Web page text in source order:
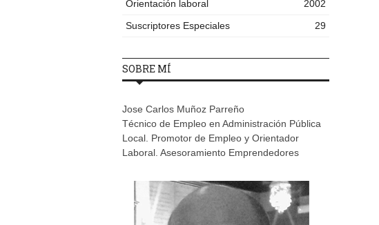
Orientación laboral
2002
Suscriptores Especiales
29
SOBRE MÍ
Jose Carlos Muñoz Parreño
Técnico de Empleo en Administración Pública
Local. Promotor de Empleo y Orientador
Laboral. Asesoramiento Emprendedores